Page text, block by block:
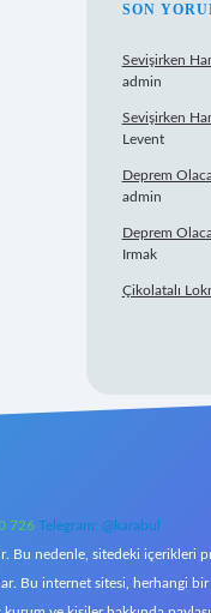
SON
Sevişirken
admin
Sevişirken
Levent
Deprem
admin
Deprem
Irmak
Çikolatalı
726 Telegram: @karabul
Bu nedenle, sitedeki içerikleri
Bu internet sitesi, herhangi